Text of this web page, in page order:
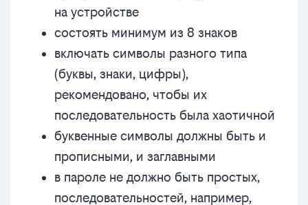
на устройстве
состоять минимум из 8 знаков
включать символы разного типа
(буквы, знаки, цифры),
рекомендовано, чтобы их
последовательность была хаотичной
буквенные символы должны быть и
прописными, и заглавными
в пароле не должно быть простых,
последовательностей, например,